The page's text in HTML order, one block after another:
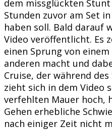
dem missglückten
Stunden zuvor am Set
haben soll. Bald darauf
Video veröffentlicht. Es
einen Sprung von
anderen macht und
Cruise, der während
zieht sich in dem Video
verfehlten Mauer hoch,
Gehen erhebliche
nach einiger Zeit nicht